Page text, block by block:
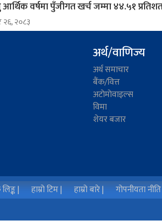
वर्षमा पुँजीगत खर्च जम्मा ४४.५१ प्रतिशत
२६, २०८३
अर्थ/वाणिज्य
अर्थ समाचार
बैंक/वित्त
अटाेमाेवाइल्स
विमा
शेयर बजार
| हाम्रो टिम | हाम्रो बारे | गोपनीयता